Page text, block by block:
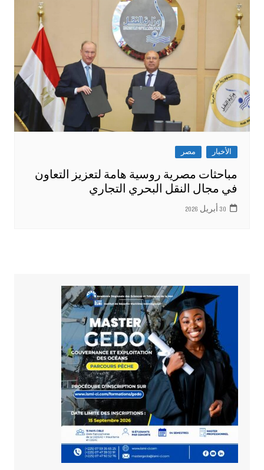
الأخبار مصر
مباحثات مصرية روسية هامة لتعزيز التعاون
في مجال النقل البحري التجاري
30 أبريل 2026